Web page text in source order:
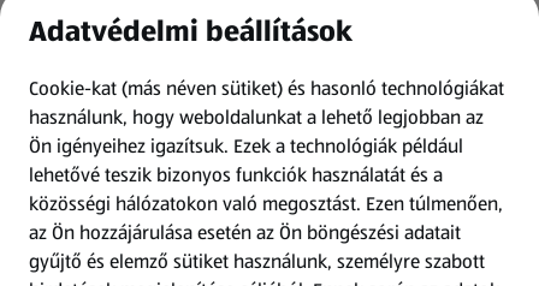
Információk
Kérdőív
Fizetési lehetőségek
ALDI utalványok
Adatvédelmi beállítások
Cookie-kat (más néven sütiket) és hasonló technológiákat
használunk, hogy weboldalunkat a lehető legjobban az
Ön igényeihez igazítsuk. Ezek a technológiák például
lehetővé teszik bizonyos funkciók használatát és a
közösségi hálózatokon való megosztást. Ezen túlmenően,
az Ön hozzájárulása esetén az Ön böngészési adatait
gyűjtő és elemző sütiket használunk, személyre szabott